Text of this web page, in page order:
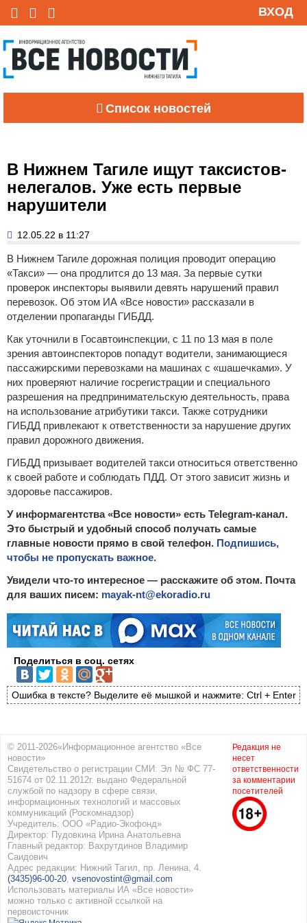
ВХОД
Список новостей
В Нижнем Тагиле ищут таксистов-
нелегалов. Уже есть первые
нарушители
12.05.22 в 11:27
В Нижнем Тагиле дорожная полиция проводит операцию
«Такси» — она продлится до 13 мая. За первые сутки
проверок инспекторы выявили девять нарушений правил
перевозок. Об этом ИА «Все новости» рассказали в
отделении пропаганды ГИБДД.
Как уточнили в Госавтоинспекции, с 11 по 13 мая в поле
зрения автоинспекторов попадут водители, занимающиеся
пассажирскими перевозками на машинах с «шашечками». У
них проверяют наличие госрегистрации и специального
разрешения на предпринимательскую деятельность, права
на использование атрибутики такси. Также сотрудники
ГИБДД привлекают к ответственности за нарушение других
правил дорожного движения.
ГИБДД призывает водителей такси относиться ответственно
к своей работе и соблюдать ПДД. От этого зависит жизнь и
здоровье пассажиров.
У информагентства «Все новости» есть Telegram-канал.
Это быстрый и удобный способ получать самые
главные новости прямо в свой телефон. Подпишись,
чтобы не пропускать важное.
Увидели что-то интересное — расскажите об этом. Почта
для ваших писем: mayak-nt@ekoradio.ru
Поделиться в соц. сетях
Ошибка в тексте? Выделите её мышкой и нажмите: Ctrl + Enter
© 2011-2026«Информационное агентство «Все
новости»
Свидетельство о регистрации СМИ: Эл № ФС 77-
51674 от 02.11.2012г. выдано Федеральной
службой по надзору в сфере связи,
информационных технологий и массовых
коммуникаций (Роскомнадзор)
Учредитель: ООО «Радио-Экофонд»
Директор: Пудовкина Ирина Анатольевна
Главный редактор: Вахрутдинов Владимир
Саидович
Адрес редакции: Нижний Тагил, пр. Ленина, 4.
(3435)96-00-20, vsenovostint@gmail.com
Использовать материалы ИА «Все новости»
можно только с активной ссылкой на
первоисточник
Редакция не
несет
ответственности
за комментарии
посетителей